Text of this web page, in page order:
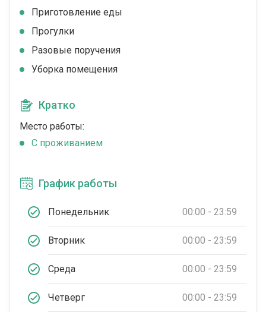
Приготовление еды
Прогулки
Разовые поручения
Уборка помещения
Кратко
Место работы:
C проживанием
График работы
Понедельник 00:00 - 23:59
Вторник 00:00 - 23:59
Среда 00:00 - 23:59
Четверг 00:00 - 23:59